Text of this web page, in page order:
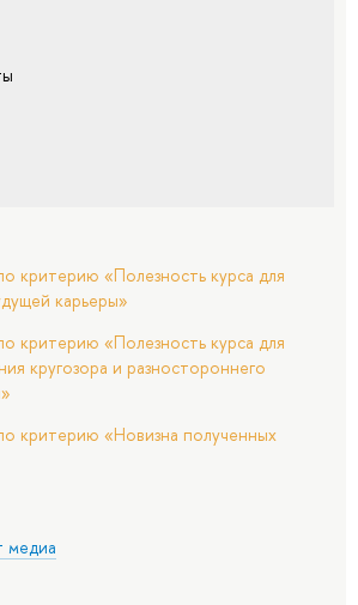
критерию «Полезность курса для
карьеры»
критерию «Полезность курса для
кругозора и разностороннего
критерию «Новизна полученных
медиа